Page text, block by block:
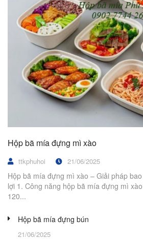
Hộp bã mía đựng mì xào
ttkphuhoi 21/06/2025
Hộp bã mía đựng mì xào – Giải pháp
lợi 1. Công năng hộp bã mía đựng mì
120...
Hộp bã mía đựng bún
21/06/2025